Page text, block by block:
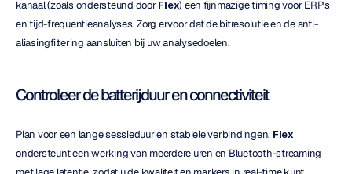
kanaal (zoals ondersteund door Flex) een fijnmazige timing voor ERP's
en tijd-frequentieanalyses. Zorg ervoor dat de bitresolutie en de anti-
aliasingfiltering aansluiten bij uw analysedoelen.
Controleer de batterijduur en connectiviteit
Plan voor een lange sessieduur en stabiele verbindingen. Flex
ondersteunt een werking van meerdere uren en Bluetooth-streaming